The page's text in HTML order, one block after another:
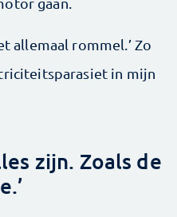
allemaal rommel.’ Zo
in mijn
zijn. Zoals de